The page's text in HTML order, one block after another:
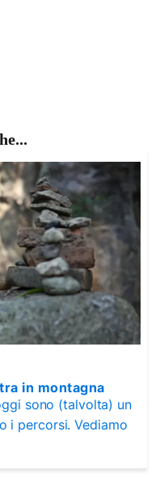
in montagna
sono (talvolta) un
i percorsi. Vediamo